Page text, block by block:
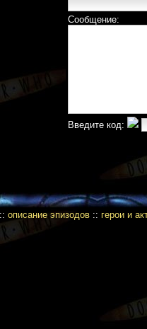
Сообщение:
Введите код:
:: описание эпизодов :: герои и